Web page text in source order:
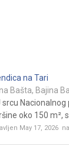
na Tari
Bašta, Bajina
srcu
oko 150 m²,
May 17, 2026 na